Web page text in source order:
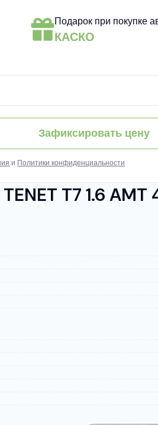
T7 1.6 AMT
Подарок при покупке
КАСКО
Зафиксировать цену
и Политики конфиденциальности